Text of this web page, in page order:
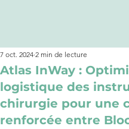
Atlas InWay :
logistique des
chirurgie pour une
renforcée entre
7 oct. 2024 2 min de lecture